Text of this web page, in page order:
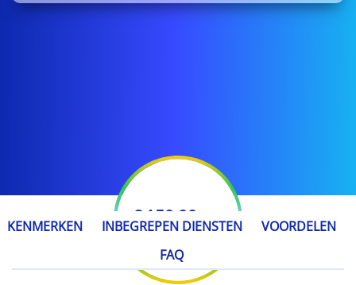
€ 159,99 / jaar
KENMERKEN INBEGREPEN DIENSTEN
VOORDELEN
FAQ